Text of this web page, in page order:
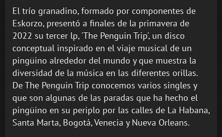
El trío granadino, formado por componentes de
Eskorzo, presentó a finales de la primavera de
2022 su tercer lp, 'The Penguin Trip', un disco
conceptual inspirado en el viaje musical de un
pingüino alrededor del mundo y que muestra la
diversidad de la música en las diferentes orillas.
De The Penguin Trip conocemos varios singles y
que son algunas de las paradas que ha hecho el
pingüino en su periplo por las calles de La Habana,
Santa Marta, Bogotá, Venecia y Nueva Orleans.